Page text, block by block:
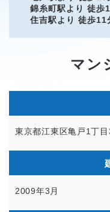
錦糸町駅より 徒歩
住吉駅より 徒歩11
マン
東京都江東区亀戸1丁
2009年3月